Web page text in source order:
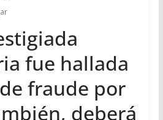
fue hallada
fraude por
deberá